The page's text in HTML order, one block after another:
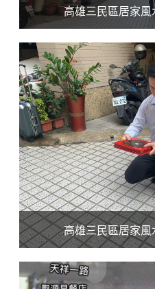
高雄三民區居家
高雄三民區居家